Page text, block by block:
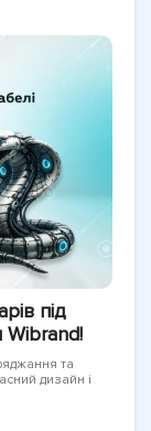
під
та
дизайн і